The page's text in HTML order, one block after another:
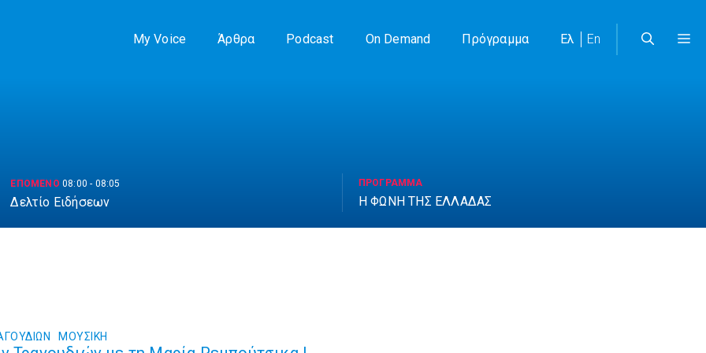
My Voice Άρθρα Podcast On Demand Πρόγραμμα Ελ En
ΕΠΟΜΕΝΟ 08:00 - 08:05
Δελτίο Ειδήσεων
ΠΡΟΓΡΑΜΜΑ
Η ΦΩΝΗ ΤΗΣ ΕΛΛΑΔΑΣ
ΜΟΥΣΙΚΉ